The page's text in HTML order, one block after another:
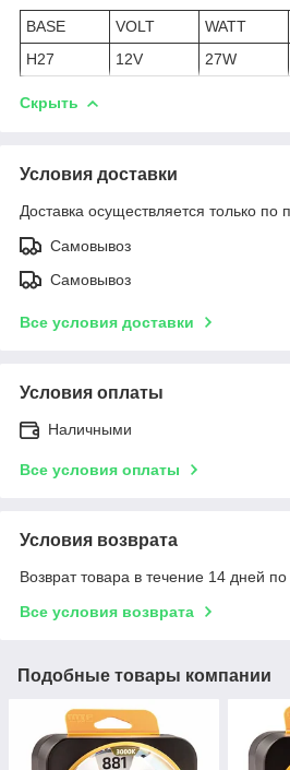
BASE VOLT WATT
H27
12V 27W
Скрыть
Условия доставки
Доставка осуществляется только по
Самовывоз
Самовывоз
Все условия доставки
Условия оплаты
Наличными
Все условия оплаты
Условия возврата
Возврат товара в течение 14 дней
Все условия возврата
Подобные товары компании